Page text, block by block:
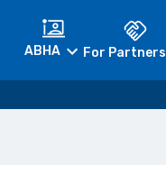
ABHA For Partners